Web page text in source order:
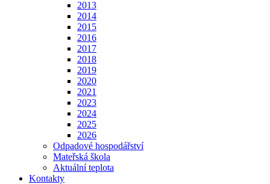
2013
2014
2015
2016
2017
2018
2019
2020
2021
2023
2024
2025
2026
Odpadové hospodářství
Mateřská škola
Aktuální teplota
Kontakty